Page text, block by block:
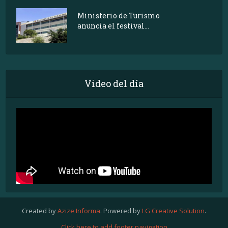
Ministerio de Turismo
anuncia el festival...
Video del día
Created byAzize Informa. Powered byLG Creative Solution.